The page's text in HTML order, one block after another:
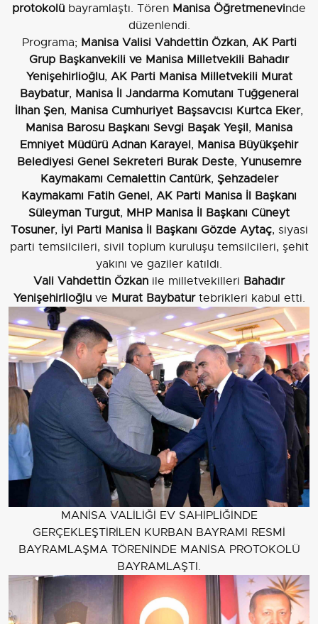
protokolü bayramlaştı. Tören Manisa Öğretmenevinde
düzenlendi.
Programa; Manisa Valisi Vahdettin Özkan, AK Parti
Grup Başkanvekili ve Manisa Milletvekili Bahadır
Yenişehirlioğlu, AK Parti Manisa Milletvekili Murat
Baybatur, Manisa İl Jandarma Komutanı Tuğgeneral
İlhan Şen, Manisa Cumhuriyet Başsavcısı Kurtca Eker,
Manisa Barosu Başkanı Sevgi Başak Yeşil, Manisa
Emniyet Müdürü Adnan Karayel, Manisa Büyükşehir
Belediyesi Genel Sekreteri Burak Deste, Yunusemre
Kaymakamı Cemalettin Cantürk, Şehzadeler
Kaymakamı Fatih Genel, AK Parti Manisa İl Başkanı
Süleyman Turgut, MHP Manisa İl Başkanı Cüneyt
Tosuner, İyi Parti Manisa İl Başkanı Gözde Aytaç, siyasi
parti temsilcileri, sivil toplum kuruluşu temsilcileri, şehit
yakını ve gaziler katıldı.
Vali Vahdettin Özkan ile milletvekilleri Bahadır
Yenişehirlioğluve Murat Baybaturtebrikleri kabul etti.
MANİSA VALİLİĞİ EV SAHİPLİĞİNDE
GERÇEKLEŞTİRİLEN KURBAN BAYRAMI RESMİ
BAYRAMLAŞMA TÖRENİNDE MANİSA PROTOKOLÜ
BAYRAMLAŞTI.